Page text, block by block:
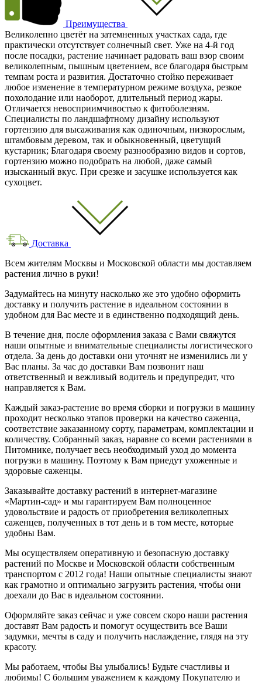
Преимущества
Великолепно цветёт на затемненных участках сада, где
практически отсутствует солнечный свет. Уже на 4-й год
после посадки, растение начинает радовать ваш взор своим
великолепным, пышным цветением, все благодаря быстрым
темпам роста и развития. Достаточно стойко переживает
любое изменение в температурном режиме воздуха, резкое
похолодание или наоборот, длительный период жары.
Отличается невосприимчивостью к фитоболезням.
Специалисты по ландшафтному дизайну используют
гортензию для высаживания как одиночным, низкорослым,
штамбовым деревом, так и обыкновенный, цветущий
кустарник; Благодаря своему разнообразию видов и сортов,
гортензию можно подобрать на любой, даже самый
изысканный вкус. При срезке и засушке используется как
сухоцвет.
Доставка
Всем жителям Москвы и Московской области мы доставляем
растения лично в руки!
Задумайтесь на минуту насколько же это удобно оформить
доставку и получить растение в идеальном состоянии в
удобном для Вас месте и в единственно подходящий день.
В течение дня, после оформления заказа с Вами свяжутся
наши опытные и внимательные специалисты логистического
отдела. За день до доставки они уточнят не изменились ли у
Вас планы. За час до доставки Вам позвонит наш
ответственный и вежливый водитель и предупредит, что
направляется к Вам.
Каждый заказ-растение во время сборки и погрузки в машину
проходит несколько этапов проверки на качество саженца,
соответствие заказанному сорту, параметрам, комплектации и
количеству. Собранный заказ, наравне со всеми растениями в
Питомнике, получает весь необходимый уход до момента
погрузки в машину. Поэтому к Вам приедут ухоженные и
здоровые саженцы.
Заказывайте доставку растений в интернет-магазине
«Мартин-сад» и мы гарантируем Вам полноценное
удовольствие и радость от приобретения великолепных
саженцев, полученных в тот день и в том месте, которые
удобны Вам.
Мы осуществляем оперативную и безопасную доставку
растений по Москве и Московской области собственным
транспортом с 2012 года! Наши опытные специалисты знают
как грамотно и оптимально загрузить растения, чтобы они
доехали до Вас в идеальном состоянии.
Оформляйте заказ сейчас и уже совсем скоро наши растения
доставят Вам радость и помогут осуществить все Ваши
задумки, мечты в саду и получить наслаждение, глядя на эту
красоту.
Мы работаем, чтобы Вы улыбались! Будьте счастливы и
любимы! С большим уважением к каждому Покупателю и